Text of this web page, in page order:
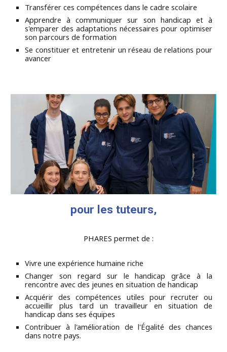
Transférer ces compétences dans le cadre scolaire
Apprendre à communiquer sur son handicap et à
s'emparer des adaptations nécessaires pour optimiser
son parcours de formation
Se constituer et entretenir un réseau de relations pour
avancer
pour les tuteurs,
PHARES permet de :
Vivre une expérience humaine riche
Changer son regard sur le handicap grâce à la
rencontre avec des jeunes en situation de handicap
Acquérir des compétences utiles pour recruter ou
accueillir plus tard un travailleur en situation de
handicap dans ses équipes
Contribuer à l'amélioration de l'Égalité des chances
dans notre pays.